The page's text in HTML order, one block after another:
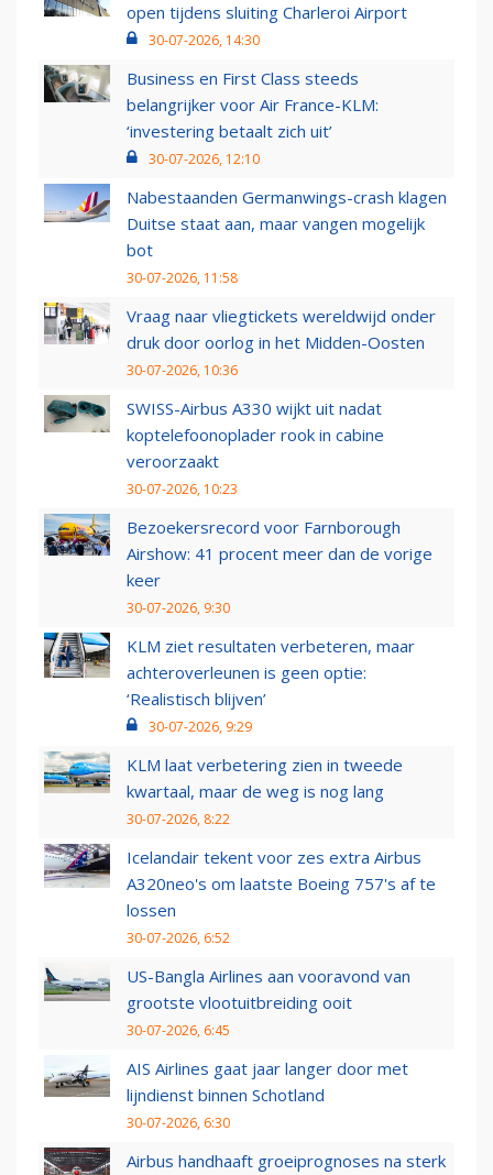
open tijdens sluiting Charleroi Airport
30-07-2026, 14:30
Business en First Class steeds
belangrijker voor Air France-KLM:
‘investering betaalt zich uit’
30-07-2026, 12:10
Nabestaanden Germanwings-crash klagen
Duitse staat aan, maar vangen mogelijk
bot
30-07-2026, 11:58
Vraag naar vliegtickets wereldwijd onder
druk door oorlog in het Midden-Oosten
30-07-2026, 10:36
SWISS-Airbus A330 wijkt uit nadat
koptelefoonoplader rook in cabine
veroorzaakt
30-07-2026, 10:23
Bezoekersrecord voor Farnborough
Airshow: 41 procent meer dan de vorige
keer
30-07-2026, 9:30
KLM ziet resultaten verbeteren, maar
achteroverleunen is geen optie:
‘Realistisch blijven’
30-07-2026, 9:29
KLM laat verbetering zien in tweede
kwartaal, maar de weg is nog lang
30-07-2026, 8:22
Icelandair tekent voor zes extra Airbus
A320neo's om laatste Boeing 757's af te
lossen
30-07-2026, 6:52
US-Bangla Airlines aan vooravond van
grootste vlootuitbreiding ooit
30-07-2026, 6:45
AIS Airlines gaat jaar langer door met
lijndienst binnen Schotland
30-07-2026, 6:30
Airbus handhaaft groeiprognoses na sterk